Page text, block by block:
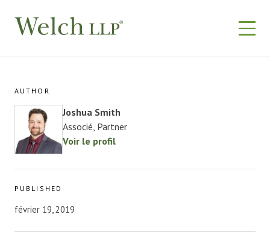
AUTHOR
Joshua Smith
Associé, Partner
Voir le profil
PUBLISHED
février 19, 2019